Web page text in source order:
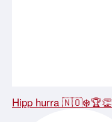
Hipp hurra 🇳🇴❄️🏆👏